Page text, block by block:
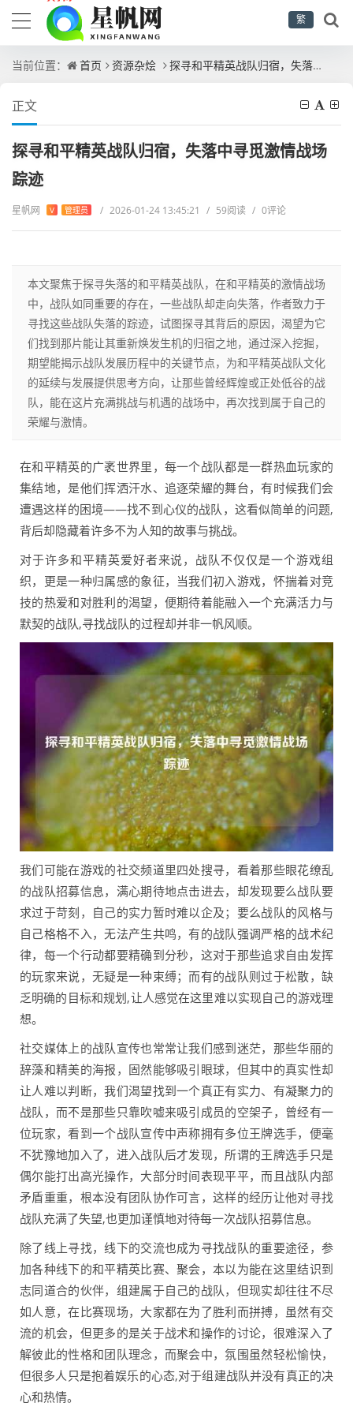
繁
当前位置： 首页 资源杂烩 探寻和平精英战队归宿，失落中寻觅激情战场踪迹
正文
探寻和平精英战队归宿，失落中寻觅激情战场
踪迹
星帆网 V 管理员 / 2026-01-24 13:45:21 / 59阅读 / 0评论
本文聚焦于探寻失落的和平精英战队，在和平精英的激情战场
中，战队如同重要的存在，一些战队却走向失落，作者致力于
寻找这些战队失落的踪迹，试图探寻其背后的原因，渴望为它
们找到那片能让其重新焕发生机的归宿之地，通过深入挖掘，
期望能揭示战队发展历程中的关键节点，为和平精英战队文化
的延续与发展提供思考方向，让那些曾经辉煌或正处低谷的战
队，能在这片充满挑战与机遇的战场中，再次找到属于自己的
荣耀与激情。
在和平精英的广袤世界里，每一个战队都是一群热血玩家的
集结地，是他们挥洒汗水、追逐荣耀的舞台，有时候我们会
遭遇这样的困境——找不到心仪的战队，这看似简单的问题,
背后却隐藏着许多不为人知的故事与挑战。
对于许多和平精英爱好者来说，战队不仅仅是一个游戏组
织，更是一种归属感的象征，当我们初入游戏，怀揣着对竞
技的热爱和对胜利的渴望，便期待着能融入一个充满活力与
默契的战队,寻找战队的过程却并非一帆风顺。
我们可能在游戏的社交频道里四处搜寻，看着那些眼花缭乱
的战队招募信息，满心期待地点击进去，却发现要么战队要
求过于苛刻，自己的实力暂时难以企及；要么战队的风格与
自己格格不入，无法产生共鸣，有的战队强调严格的战术纪
律，每一个行动都要精确到分秒，这对于那些追求自由发挥
的玩家来说，无疑是一种束缚；而有的战队则过于松散，缺
乏明确的目标和规划,让人感觉在这里难以实现自己的游戏理
想。
社交媒体上的战队宣传也常常让我们感到迷茫，那些华丽的
辞藻和精美的海报，固然能够吸引眼球，但其中的真实性却
让人难以判断，我们渴望找到一个真正有实力、有凝聚力的
战队，而不是那些只靠吹嘘来吸引成员的空架子，曾经有一
位玩家，看到一个战队宣传中声称拥有多位王牌选手，便毫
不犹豫地加入了，进入战队后才发现，所谓的王牌选手只是
偶尔能打出高光操作，大部分时间表现平平，而且战队内部
矛盾重重，根本没有团队协作可言，这样的经历让他对寻找
战队充满了失望,也更加谨慎地对待每一次战队招募信息。
除了线上寻找，线下的交流也成为寻找战队的重要途径，参
加各种线下的和平精英比赛、聚会，本以为能在这里结识到
志同道合的伙伴，组建属于自己的战队，但现实却往往不尽
如人意，在比赛现场，大家都在为了胜利而拼搏，虽然有交
流的机会，但更多的是关于战术和操作的讨论，很难深入了
解彼此的性格和团队理念，而聚会中，氛围虽然轻松愉快，
但很多人只是抱着娱乐的心态,对于组建战队并没有真正的决
心和热情。